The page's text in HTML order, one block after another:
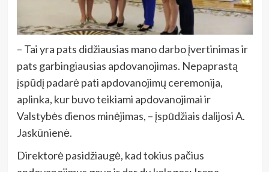
– Tai yra pats didžiausias mano darbo įvertinimas ir
pats garbingiausias apdovanojimas. Nepaprastą
įspūdį padarė pati apdovanojimų ceremonija,
aplinka, kur buvo teikiami apdovanojimai ir
Valstybės dienos minėjimas, – įspūdžiais dalijosi A.
Jaskūnienė.
Direktorė pasidžiaugė, kad tokius pačius